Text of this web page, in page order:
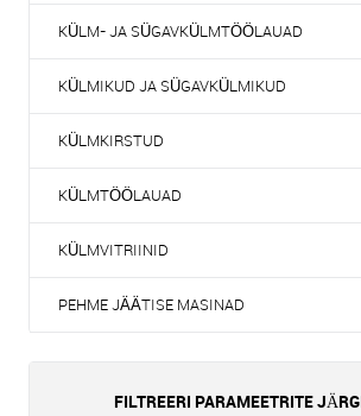
KÜLM- JA SÜGAVKÜLMTÖÖLAUAD
KÜLMIKUD JA SÜGAVKÜLMIKUD
KÜLMKIRSTUD
KÜLMTÖÖLAUAD
KÜLMVITRIINID
PEHME JÄÄTISE MASINAD
FILTREERI PARAMEETRITE